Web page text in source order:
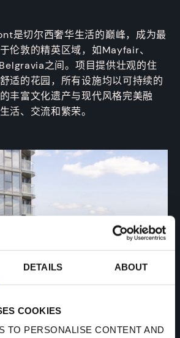
DETAILS ABOUT
COOKIES
TO PERSONALISE CONTENT AND
是切尔西奢华生活的巅峰，成为最
伦敦的精英区域，如Mayfair、
之间。项目提供壮观的住
适的花园，所有设施均以可持续的
丰富文化遗产与现代风格完美融
活、交流和繁荣。